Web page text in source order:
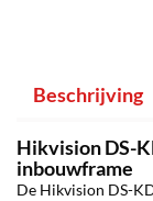
Beschrijving
Hikvision DS-
inbouwframe
De Hikvision DS-